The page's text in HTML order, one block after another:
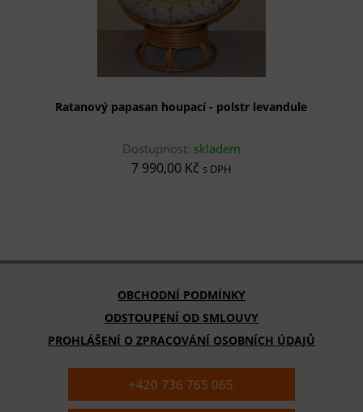
Ratanový papasan houpací - polstr levandule
Dostupnost: skladem
7 990,00 Kč s DPH
OBCHODNÍ PODMÍNKY
ODSTOUPENÍ OD SMLOUVY
PROHLÁŠENÍ O ZPRACOVÁNÍ OSOBNÍCH ÚDAJŮ
+420 736 765 065